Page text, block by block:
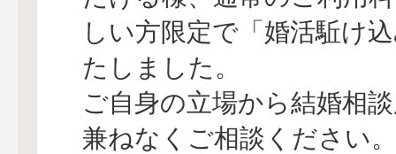
しい方限定で「婚活駈け
たしました。
ご自身の立場から結婚相
兼ねなくご相談ください。